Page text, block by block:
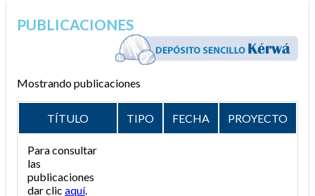
PUBLICACIONES
Mostrando publicaciones
TÍTULO TIPO FECHA PROYECTO
Para consultar
las
publicaciones
dar clic aquí.